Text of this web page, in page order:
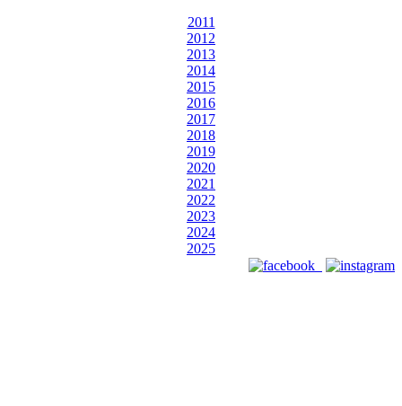
2011
2012
2013
2014
2015
2016
2017
2018
2019
2020
2021
2022
2023
2024
2025